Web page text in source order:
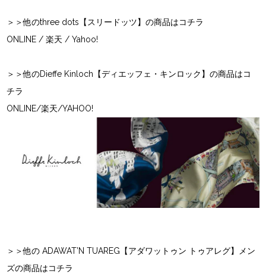
＞＞他のthree dots【スリードッツ】の商品はコチラ
ONLINE / 楽天 / Yahoo!
＞＞他のDieffe Kinloch【ディエッフェ・キンロック】の商品はコ
チラ
ONLINE/楽天/YAHOO!
＞＞他の ADAWAT’N TUAREG【アダワットゥン トゥアレグ】メン
ズの商品はコチラ